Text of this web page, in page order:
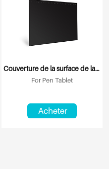
Couverture de la surface de la tablette
For Pen Tablet
Acheter